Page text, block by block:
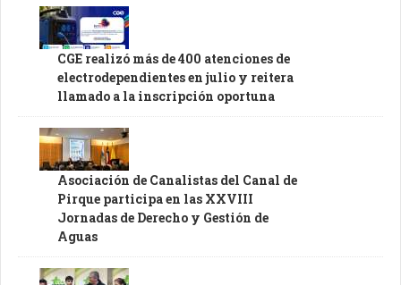
CGE realizó más de 400 atenciones de
electrodependientes en julio y reitera
llamado a la inscripción oportuna
Asociación de Canalistas del Canal de
Pirque participa en las XXVIII
Jornadas de Derecho y Gestión de
Aguas